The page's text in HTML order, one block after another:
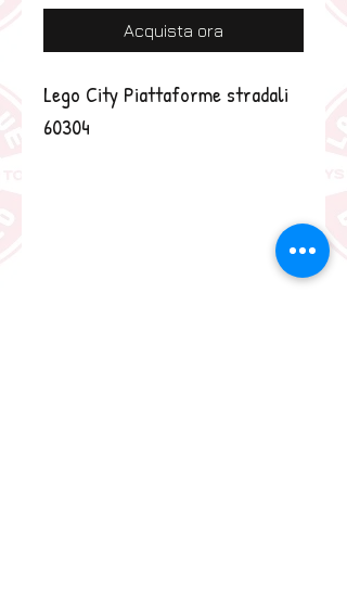
Acquista ora
Lego City Piattaforme stradali
60304